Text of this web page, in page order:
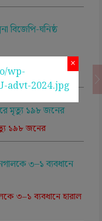
ঘনিষ্ঠ প্রকাশক
১৯৮ জনের
৩–১ ব্যবধানে হারাল
×